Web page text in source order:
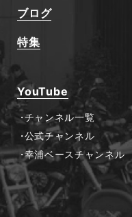
ブログ
特集
YouTube
チャンネル一覧
公式チャンネル
幸浦ベースチャンネル